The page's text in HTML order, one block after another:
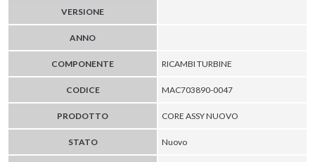
VERSIONE
ANNO
COMPONENTE RICAMBI TURBINE
CODICE MAC703890-0047
PRODOTTO CORE ASSY NUOVO
STATO Nuovo